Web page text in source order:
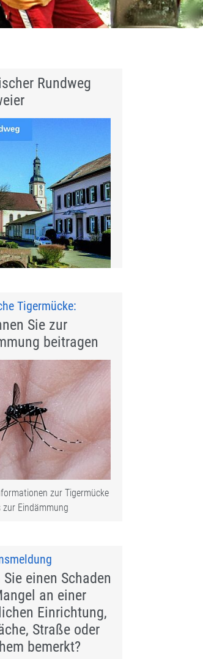
Rundweg
Tigermücke:
Sie zur
beitragen
zur Tigermücke
zur Eindämmung
Sie einen Schaden
an einer
Einrichtung,
Straße oder
bemerkt?